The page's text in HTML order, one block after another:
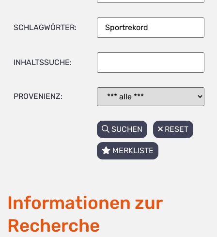
SCHLAGWÖRTER:
INHALTSSUCHE:
PROVENIENZ:
SUCHEN RESET
MERKLISTE
Informationen zur
Recherche